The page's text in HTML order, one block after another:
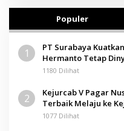
Populer
1
PT Surabaya
Hermanto Tetap
Pamolokan
1180 Dilihat
2
Kejurcab V Pagar
Terbaik Melaju ke
1077 Dilihat